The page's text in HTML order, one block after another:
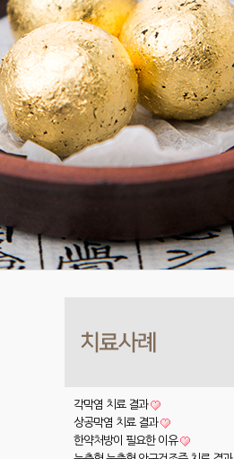
각막염 치료 결과
상공막염 치료 결과
한약처방이 필요한 이유